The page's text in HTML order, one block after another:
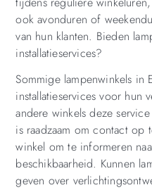
ook avonduren of
van hun klanten. Bieden
installatieservices?
Sommige lampenwinkels in
installatieservices voor hun
andere winkels deze
is raadzaam om contact
winkel om te informeren
beschikbaarheid. Kunnen
geven over